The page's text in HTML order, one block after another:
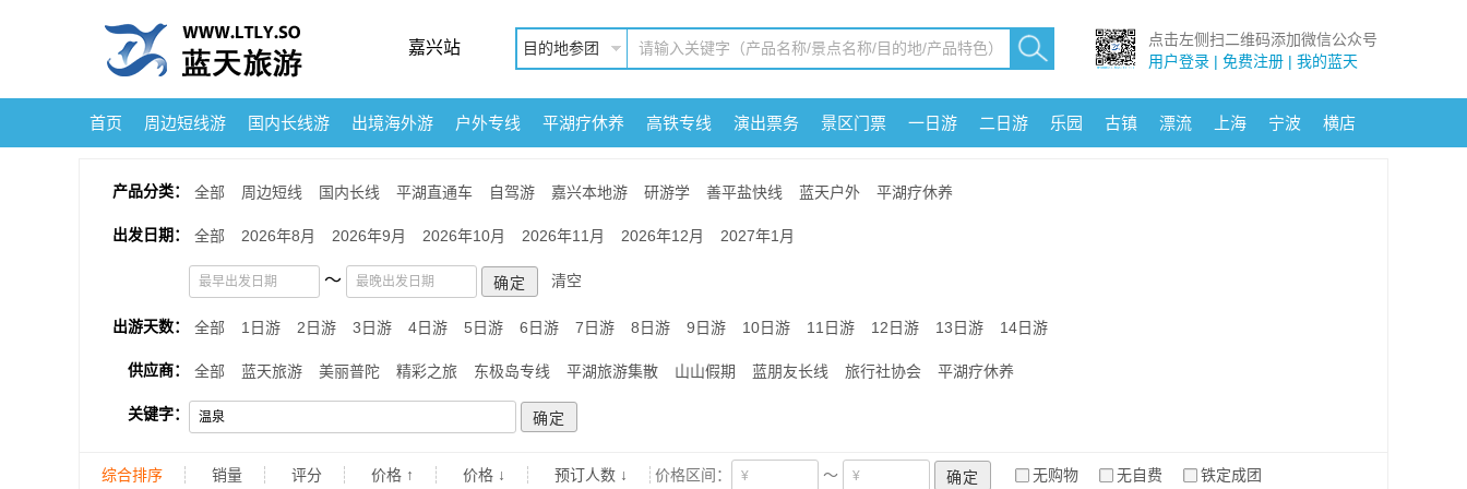
嘉兴站 目的地参团
点击左侧扫二维码添加微信公众号
用户登录 | 免费注册 | 我的蓝天
首页 周边短线游 国内长线游 出境海外游 户外专线 平湖疗休养 高铁专线 演出票务 景区门票 一日游 二日游 乐园 古镇 漂流 上海 宁波 横店
产品分类： 全部 周边短线 国内长线 平湖直通车 自驾游 嘉兴本地游 研游学 善平盐快线 蓝天户外 平湖疗休养
出发日期： 全部 2026年8月 2026年9月 2026年10月 2026年11月 2026年12月 2027年1月
～ 清空
出游天数： 全部 1日游 2日游 3日游 4日游 5日游 6日游 7日游 8日游 9日游 10日游 11日游 12日游 13日游 14日游
供应商： 全部 蓝天旅游 美丽普陀 精彩之旅 东极岛专线 平湖旅游集散 山山假期 蓝朋友长线 旅行社协会 平湖疗休养
关键字：
综合排序 销量 评分 价格 ↑ 价格 ↓ 预订人数 ↓ 价格区间： ～ 无购物 无自费 铁定成团